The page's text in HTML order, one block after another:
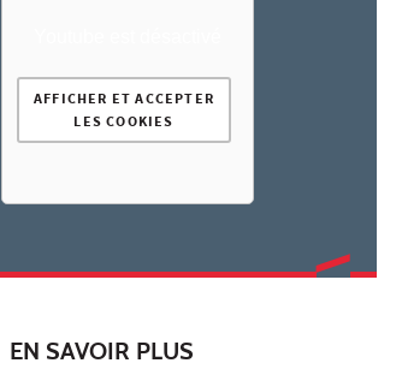
AFFICHER ET ACCEPTER
LES COOKIES
EN SAVOIR PLUS